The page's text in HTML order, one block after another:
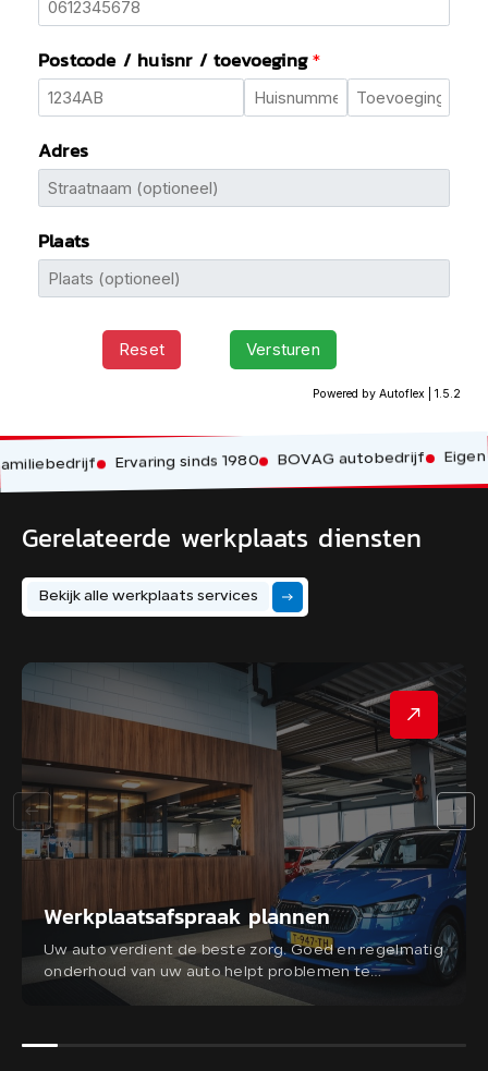
Ervaring sinds 1980 BOVAG autobedrijf Eigen
Gerelateerde werkplaats diensten
Bekijk alle werkplaats services
Werkplaatsafspraak plannen
Uw auto verdient de beste zorg. Goed en regelmatig
onderhoud van uw auto helpt problemen te
voorkomen en draagt bij aan uw veiligheid. Bij